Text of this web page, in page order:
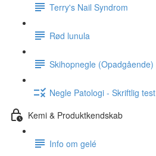
Terry's Nail Syndrom
Rød lunula
Skihopnegle (Opadgående)
Negle Patologi - Skriftlig test
Kemi & Produktkendskab
Info om gelé